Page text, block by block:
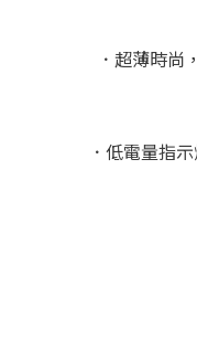
．超薄時尚
．低電量指